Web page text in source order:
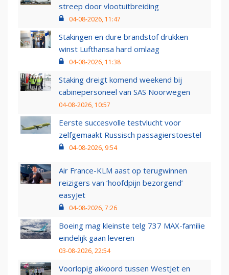
streep door vlootuitbreiding
04-08-2026, 11:47
Stakingen en dure brandstof drukken
winst Lufthansa hard omlaag
04-08-2026, 11:38
Staking dreigt komend weekend bij
cabinepersoneel van SAS Noorwegen
04-08-2026, 10:57
Eerste succesvolle testvlucht voor
zelfgemaakt Russisch passagierstoestel
04-08-2026, 9:54
Air France-KLM aast op terugwinnen
reizigers van ‘hoofdpijn bezorgend’
easyJet
04-08-2026, 7:26
Boeing mag kleinste telg 737 MAX-familie
eindelijk gaan leveren
03-08-2026, 22:54
Voorlopig akkoord tussen WestJet en